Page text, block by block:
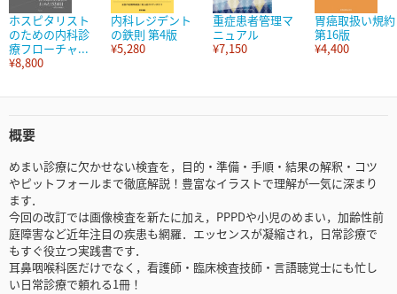
ホスピタリスト
のための内科診
療フローチャ...
¥8,800
内科レジデント
の鉄則 第4版
¥5,280
重症患者管理マ
ニュアル
¥7,150
胃癌取扱い規約
第16版
¥4,400
概要
めまい診療に欠かせない検査を，目的・準備・手順・結果の解釈・コツ
やピットフォールまで徹底解説！豊富なイラストで理解が一気に深まり
ます．
今回の改訂では画像検査を新たに加え，PPPDや小児のめまい，加齢性前
庭障害など近年注目の疾患も網羅．エッセンスが凝縮され，日常診療で
もすぐ役立つ実践書です．
耳鼻咽喉科医だけでなく，看護師・臨床検査技師・言語聴覚士にも忙し
い日常診療で頼れる1冊！